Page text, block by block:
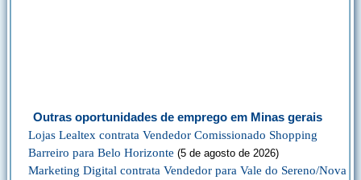
Outras oportunidades de emprego em Minas gerais
Lojas Lealtex contrata Vendedor Comissionado Shopping
Barreiro para Belo Horizonte (5 de agosto de 2026)
Marketing Digital contrata Vendedor para Vale do Sereno/Nova